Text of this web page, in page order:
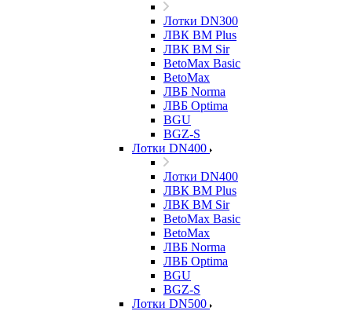
Лотки DN300
ЛВК ВМ Plus
ЛВК ВМ Sir
BetoMax Basic
BetoMax
ЛВБ Norma
ЛВБ Optima
BGU
BGZ-S
Лотки DN400
Лотки DN400
ЛВК ВМ Plus
ЛВК ВМ Sir
BetoMax Basic
BetoMax
ЛВБ Norma
ЛВБ Optima
BGU
BGZ-S
Лотки DN500